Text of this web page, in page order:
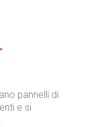
pannelli di
e si